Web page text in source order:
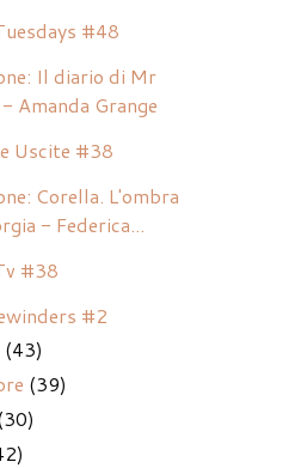
#48
Il diario di Mr
Amanda Grange
Uscite #38
Corella. L'ombra
- Federica...
#38
#2
(43)
(39)